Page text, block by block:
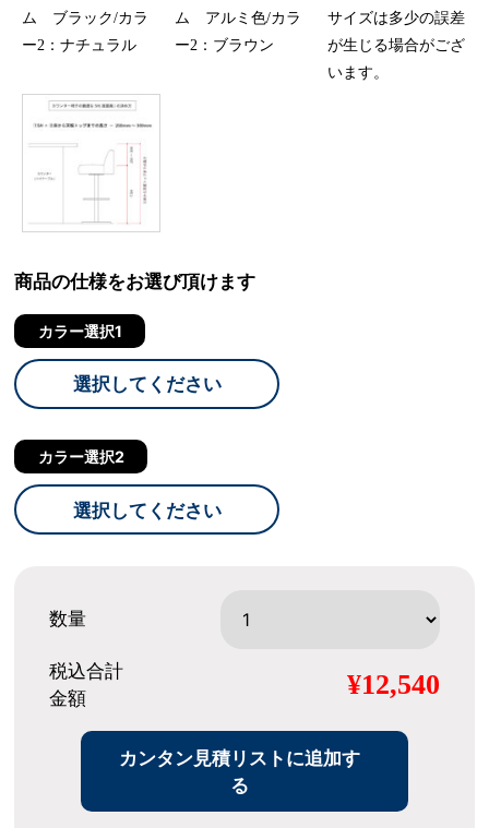
ム ブラック/カラ
ー2：ナチュラル
ム アルミ色/カラ
ー2：ブラウン
サイズは多少の誤差
が生じる場合がござ
います。
商品の仕様をお選び頂けます
カラー選択1
選択してください
カラー選択2
選択してください
数量
税込合計
金額
¥12,540
カンタン見積リストに追加す
る